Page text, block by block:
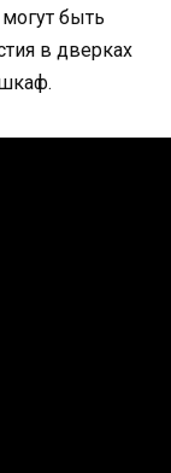
быть
в дверках